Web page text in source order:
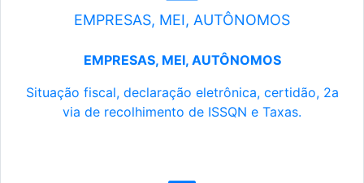
EMPRESAS, MEI, AUTÔNOMOS
EMPRESAS, MEI, AUTÔNOMOS
Situação fiscal, declaração eletrônica, certidão, 2a
via de recolhimento de ISSQN e Taxas.